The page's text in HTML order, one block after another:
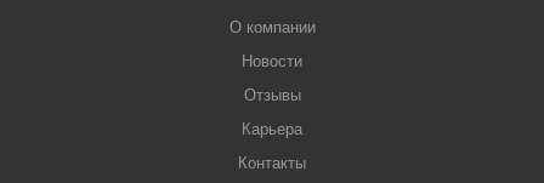
О компании
Новости
Отзывы
Карьера
Контакты